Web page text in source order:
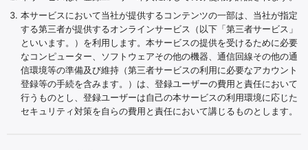
本サービスにおいて当社が提供するコンテンツの一部は、当社が指定
する第三者が提供するオンラインサービス（以下「第三者サービス」
といいます。）を利用します。本サービスの提供を受けるために必要
なコンピューター、ソフトウェアその他の機器、通信回線その他の通
信環境等の準備及び維持（第三者サービスの利用に必要なアカウント
登録等の手続を含みます。）は、登録ユーザーの費用と責任において
行うものとし、登録ユーザーは自己の本サービスの利用環境に応じた
セキュリティ対策を自らの費用と責任において講じるものとします。